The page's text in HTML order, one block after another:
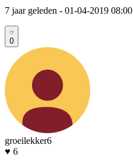
7 jaar geleden - 01-04-2019 08:00
0
groeilekker6
♥ 6